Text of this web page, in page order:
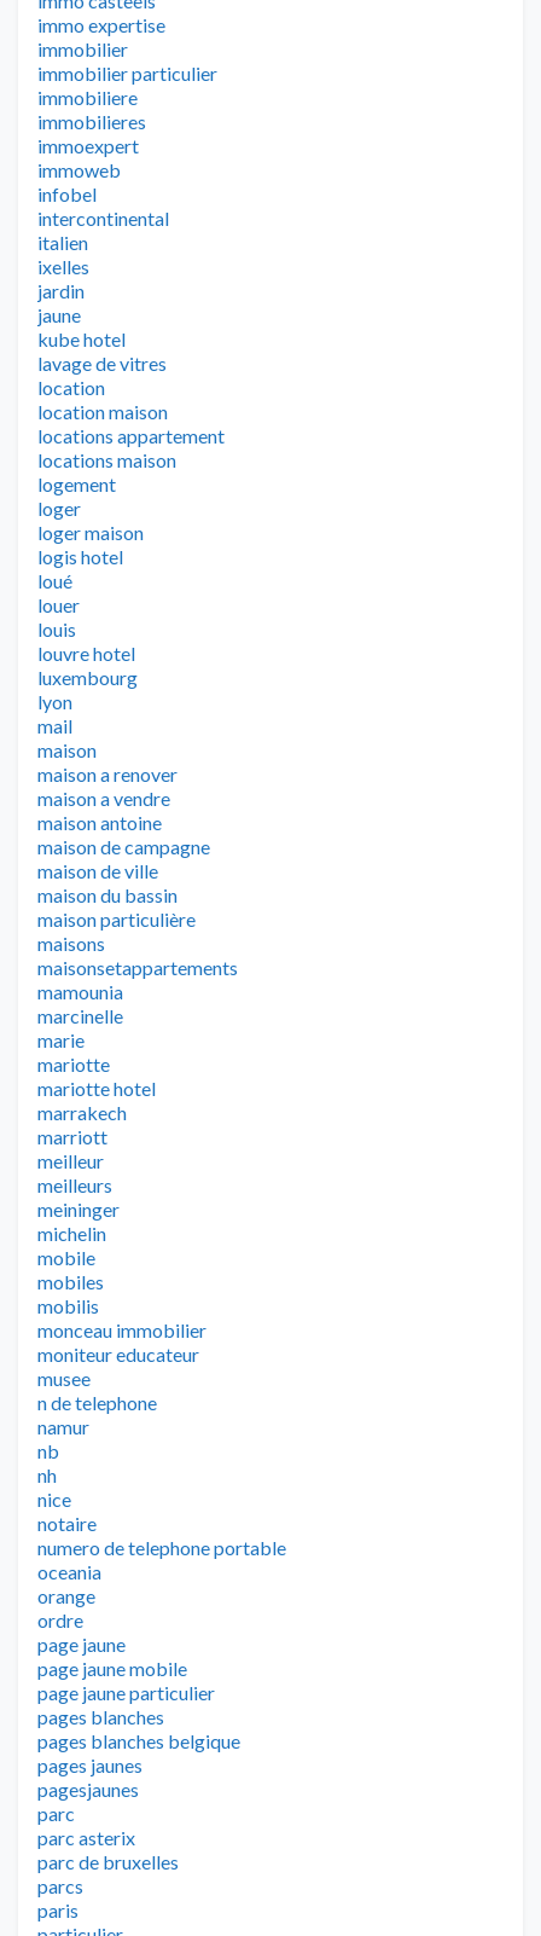
immo expertise
immobilier
immobilier particulier
immobiliere
immobilieres
immoexpert
immoweb
infobel
intercontinental
italien
ixelles
jardin
jaune
kube hotel
lavage de vitres
location
location maison
locations appartement
locations maison
logement
loger
loger maison
logis hotel
loué
louer
louis
louvre hotel
luxembourg
lyon
mail
maison
maison a renover
maison a vendre
maison antoine
maison de campagne
maison de ville
maison du bassin
maison particulière
maisons
maisonsetappartements
mamounia
marcinelle
marie
mariotte
mariotte hotel
marrakech
marriott
meilleur
meilleurs
meininger
michelin
mobile
mobiles
mobilis
monceau immobilier
moniteur educateur
musee
n de telephone
namur
nb
nh
nice
notaire
numero de telephone portable
oceania
orange
ordre
page jaune
page jaune mobile
page jaune particulier
pages blanches
pages blanches belgique
pages jaunes
pagesjaunes
parc
parc asterix
parc de bruxelles
parcs
paris